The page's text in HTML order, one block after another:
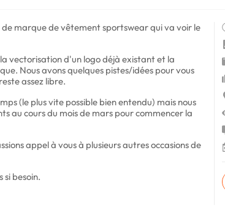
marque de vêtement sportswear qui va voir le
vectorisation d'un logo déjà existant et la
Nous avons quelques pistes/idées pour vous
assez libre.
(le plus vite possible bien entendu) mais nous
au cours du mois de mars pour commencer la
appel à vous à plusieurs autres occasions de
besoin.